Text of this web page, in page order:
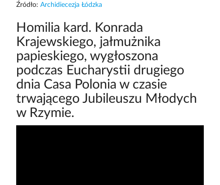
Źródło: Archidiecezja Łódzka
Homilia kard. Konrada
Krajewskiego, jałmużnika
papieskiego, wygłoszona
podczas Eucharystii drugiego
dnia Casa Polonia w czasie
trwającego Jubileuszu Młodych
w Rzymie.